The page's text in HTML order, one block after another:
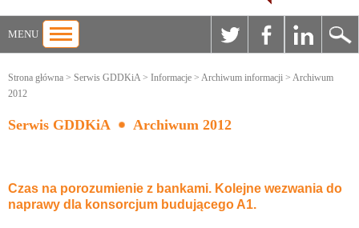
MENU
Strona główna > Serwis GDDKiA> Informacje > Archiwum informacji > Archiwum
2012
Serwis GDDKiA Archiwum 2012
Czas na porozumienie z bankami. Kolejne wezwania do
naprawy dla konsorcjum budującego A1.